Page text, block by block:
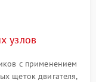
узлов
с применением
щеток двигателя,